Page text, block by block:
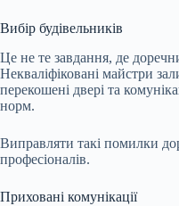
Вибір будівельників
Це не те завдання, де
Некваліфіковані майстри
перекошені двері та
норм.
Виправляти такі помилки
професіоналів.
Приховані комунікації